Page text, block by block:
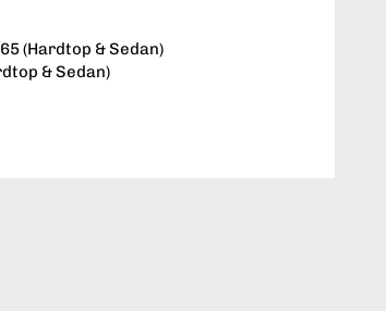
(Hardtop & Sedan)
& Sedan)